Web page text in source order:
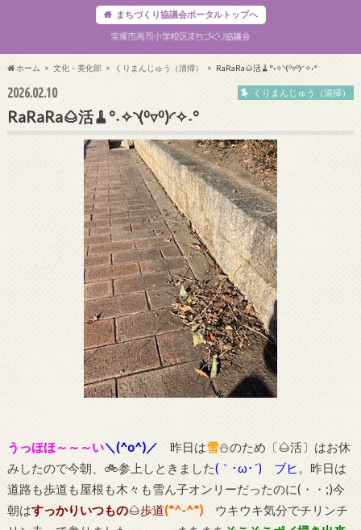
まちづくり協議会ポータルトップへ
ホーム 文化・美化部 くりまんじゅう（清掃） RaRaRa🌰活🧹°˖✧◝(⁰▿⁰)◜✧˖°
2026.02.10 くりまんじゅう（清掃）
RaRaRa🌰活🧹°˖✧◝(⁰▿⁰)◜✧˖°
うっほほ～～～い＼(^o^)／ 昨日は雪⛄のため〔🌰活〕はお休
みしたので今朝、🚲参上しときました(｀･ω･´)ゞブヒ 。昨日は
道路も歩道も屋根も木々も雪ん子オンリーだったのに(・・;)今
朝はすっかりいつもの🌰歩道(*^-^*)ウキウキ気分でチリンチ